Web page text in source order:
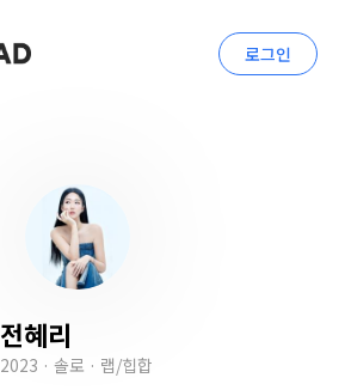
로그인
전혜리
2023 · 솔로 · 랩/힙합